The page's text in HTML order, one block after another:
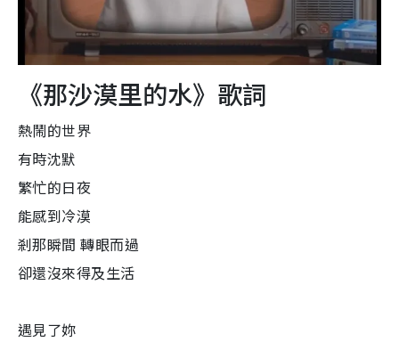
《那沙漠里的水》歌詞
熱鬧的世界
有時沈默
繁忙的日夜
能感到冷漠
剎那瞬間 轉眼而過
卻還沒來得及生活
遇見了妳